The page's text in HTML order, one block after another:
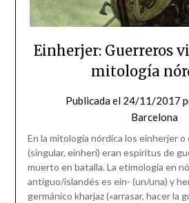
Einherjer: Guerreros
mitología
Publicada el 24/11/2017
Barcelona
En la mitología nórdica los einherjer
(singular, einheri) eran espíritus de
muerto en batalla. La etimología en
antiguo/islandés es ein- (un/una) y
germánico kharjaz («arrasar, hacer la